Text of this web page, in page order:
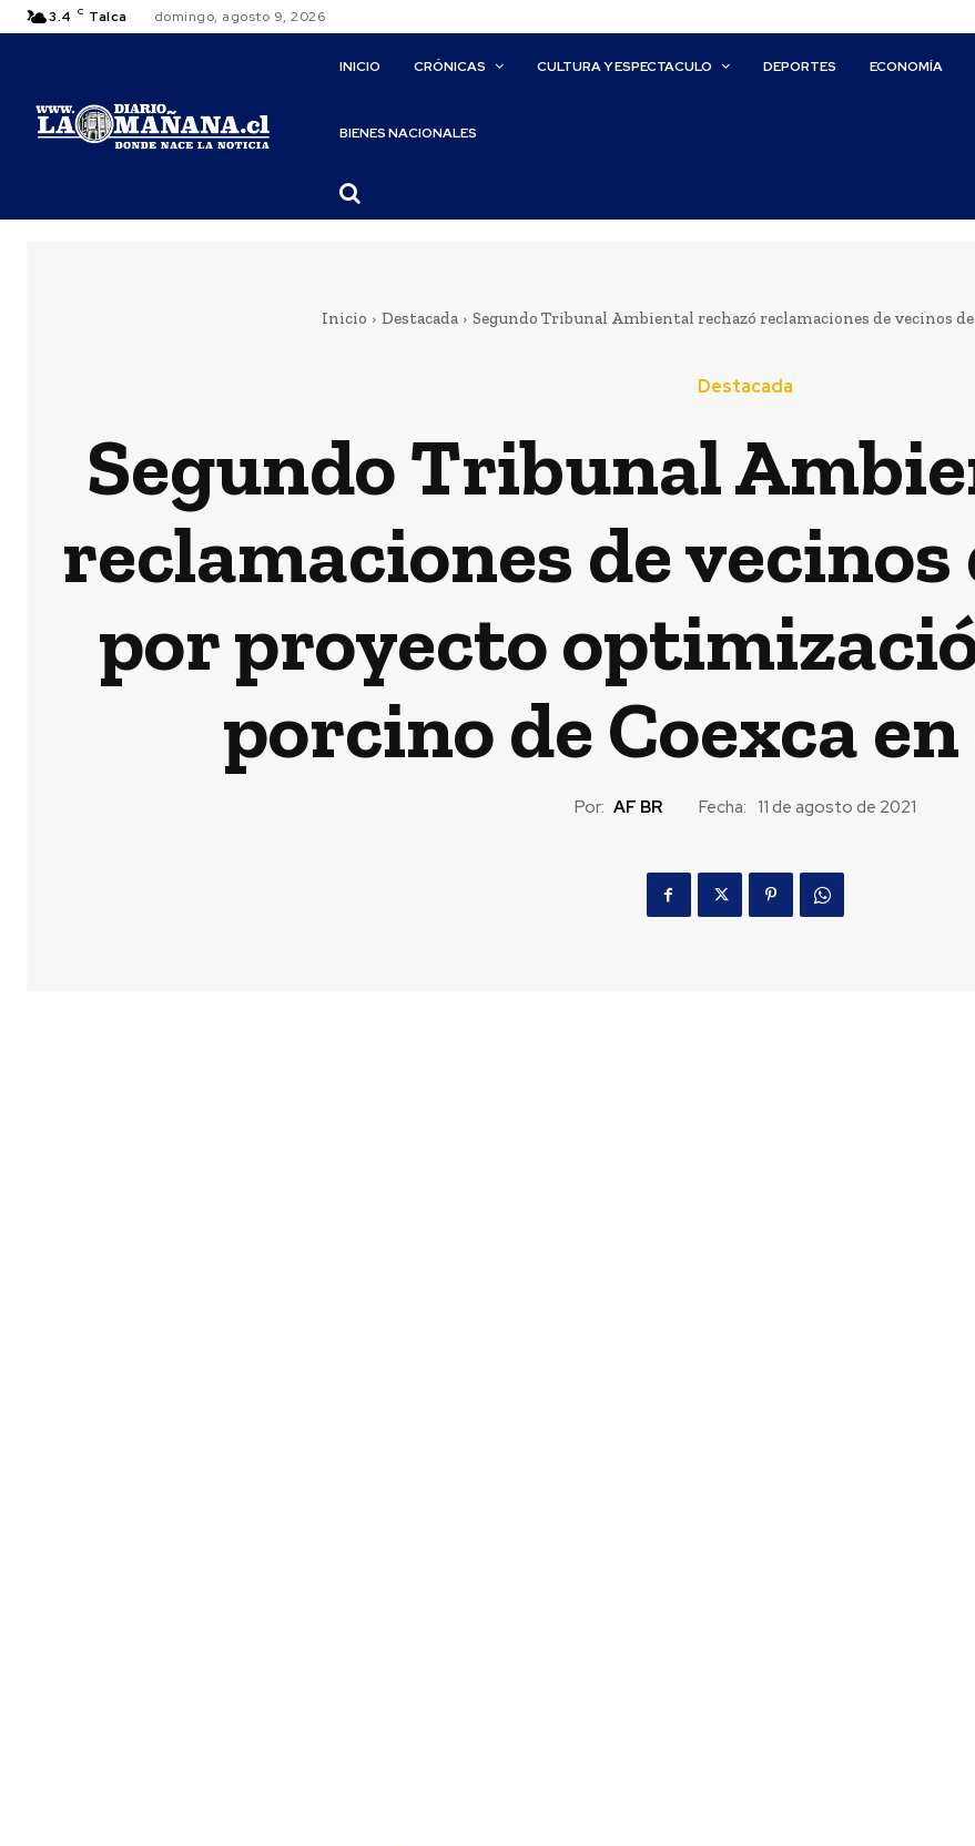
3.4 C Talca domingo, agosto 9, 2026
INICIO CRÓNICAS CULTURA Y ESPECTACULO DEPORTES ECONOMÍA
BIENES NACIONALES
Inicio Destacada Segundo Tribunal Ambiental rechazó reclamaciones de vecinos
Destacada
Segundo Tribunal
reclamaciones de vecinos
por proyecto
porcino de Coexca
Por: AF BR Fecha: 11 de agosto de 2021